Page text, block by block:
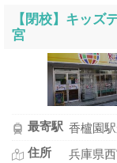
【閉校】キッ
宮
最寄駅 香櫨園
住所
兵庫県